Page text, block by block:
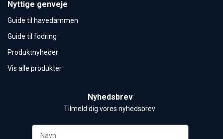
Nyttige genveje
Guide til havedammen
Guide til fodring
Produktnyheder
Vis alle produkter
Nyhedsbrev
Tilmeld dig vores nyhedsbrev